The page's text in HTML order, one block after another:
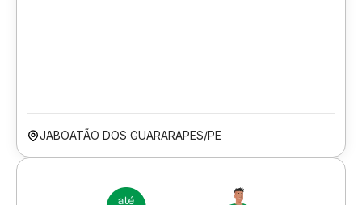
JABOATÃO DOS GUARARAPES/PE